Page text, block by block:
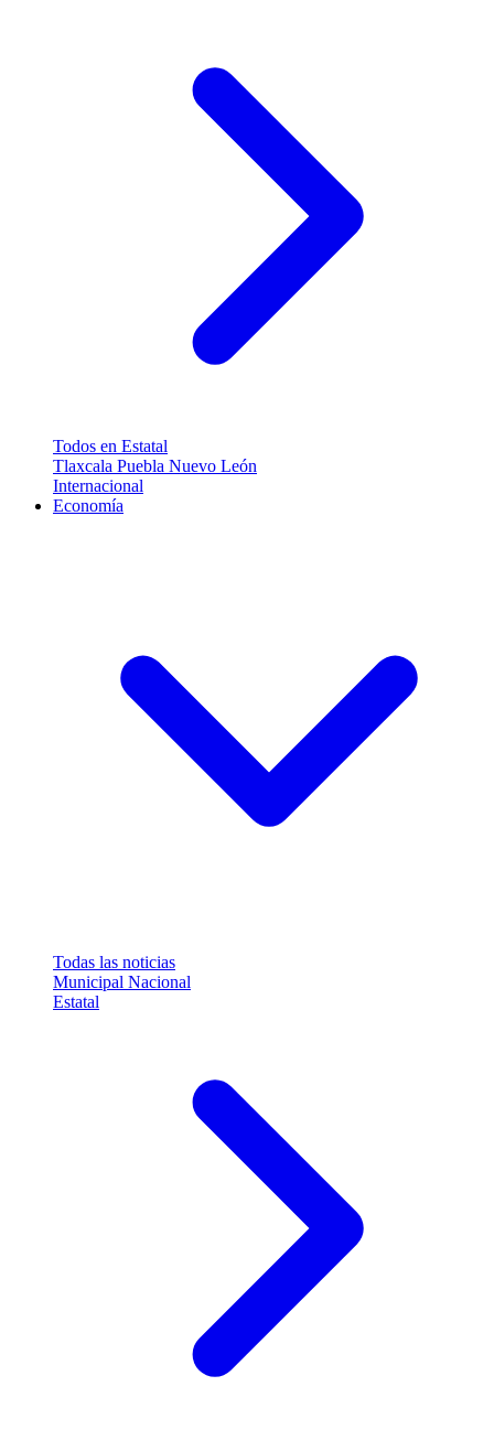
Todos en Estatal
Tlaxcala Puebla Nuevo León
Internacional
Economía
Todas las noticias
Municipal Nacional
Estatal